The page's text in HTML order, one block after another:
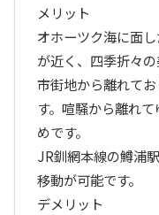
メリット
オホーツク海に面
が近く、四季折々の
市街地から離れて
す。喧騒から離れ
めです。
JR釧網本線の鱒浦
移動が可能です。
デメリット